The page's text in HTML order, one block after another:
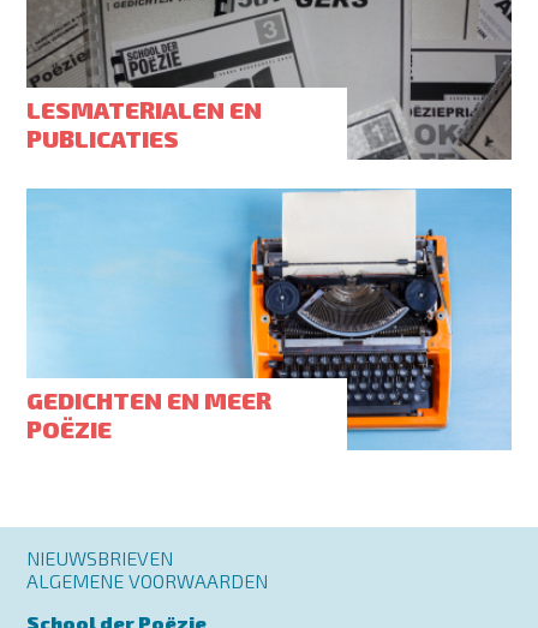
LESMATERIALEN EN
PUBLICATIES
GEDICHTEN EN MEER
POËZIE
Footer
menu
NIEUWSBRIEVEN
ALGEMENE VOORWAARDEN
School der Poëzie